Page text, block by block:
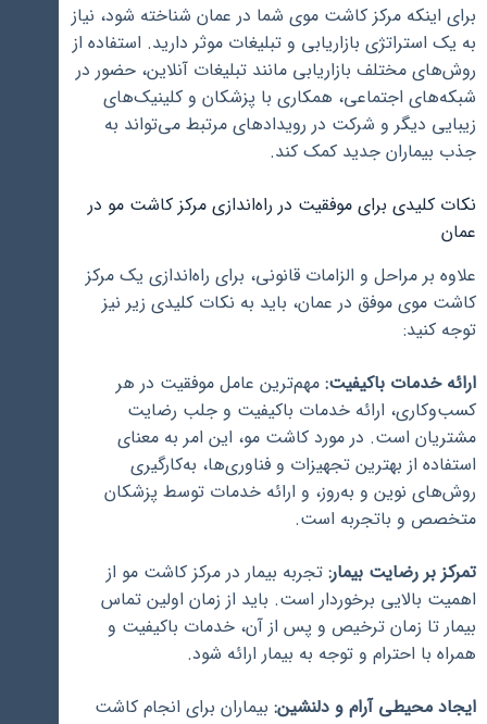
برای اینکه مرکز کاشت موی شما در عمان شناخته شود، نیاز
به یک استراتژی بازاریابی و تبلیغات موثر دارید. استفاده از
روش‌های مختلف بازاریابی مانند تبلیغات آنلاین، حضور در
شبکه‌های اجتماعی، همکاری با پزشکان و کلینیک‌های
زیبایی دیگر و شرکت در رویدادهای مرتبط می‌تواند به
جذب بیماران جدید کمک کند.
نکات کلیدی برای موفقیت در راه‌اندازی مرکز کاشت مو در
عمان
علاوه بر مراحل و الزامات قانونی، برای راه‌اندازی یک مرکز
کاشت موی موفق در عمان، باید به نکات کلیدی زیر نیز
توجه کنید:
ارائه خدمات باکیفیت: مهم‌ترین عامل موفقیت در هر
کسب‌وکاری، ارائه خدمات باکیفیت و جلب رضایت
مشتریان است. در مورد کاشت مو، این امر به معنای
استفاده از بهترین تجهیزات و فناوری‌ها، به‌کارگیری
روش‌های نوین و به‌روز، و ارائه خدمات توسط پزشکان
متخصص و باتجربه است.
تمرکز بر رضایت بیمار: تجربه بیمار در مرکز کاشت مو از
اهمیت بالایی برخوردار است. باید از زمان اولین تماس
بیمار تا زمان ترخیص و پس از آن، خدمات باکیفیت و
همراه با احترام و توجه به بیمار ارائه شود.
ایجاد محیطی آرام و دلنشین: بیماران برای انجام کاشت